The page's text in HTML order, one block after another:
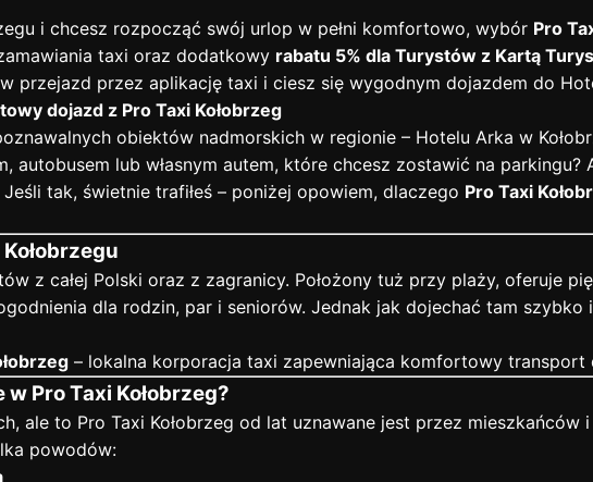
i chcesz rozpocząć swój urlop w pełni komfortowo, wybór Pro
taxi oraz dodatkowy rabatu 5% dla Turystów z Kartą
przejazd przez aplikację taxi i ciesz się wygodnym dojazdem do
dojazd z Pro Taxi Kołobrzeg
obiektów nadmorskich w regionie – Hotelu Arka w
autobusem lub własnym autem, które chcesz zostawić na
tak, świetnie trafiłeś – poniżej opowiem, dlaczego Pro Taxi
z całej Polski oraz z zagranicy. Położony tuż przy plaży, oferuje
dla rodzin, par i seniorów. Jednak jak dojechać tam
– lokalna korporacja taxi zapewniająca komfortowy
Pro Taxi Kołobrzeg?
ale to Pro Taxi Kołobrzeg od lat uznawane jest przez
powodów: